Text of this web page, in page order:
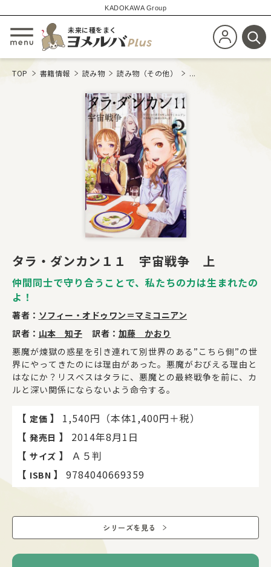
KADOKAWA Group
メニューを開閉する
未来に種をまく
新規会員登
検
TOP 書籍情報 読み物 読み物（その他） ...
タラ・ダンカン１１ 宇宙戦争 上
仲間同士で守り合うことで、私たちの力は生まれたの
よ！
著者： ソフィー・オドゥワン＝マミコニアン
訳者： 山本 知子 訳者： 加藤 かおり
悪魔が煉獄の惑星を引き連れて別世界のある”こちら側”の世
界にやってきたのには理由があった。悪魔がおびえる理由と
はなにか？リスベスはタラに、悪魔との最終戦争を前に、カ
ルと深い関係にならないよう命令する。
【 定価 】
1,540円（本体1,400円＋税）
【 発売日 】
2014年8月1日
【 サイズ 】
Ａ５判
【 ISBN 】 9784040669359
シリーズを見る